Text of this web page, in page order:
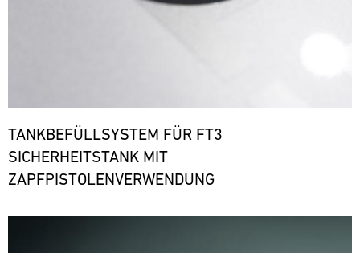
TANKBEFÜLLSYSTEM FÜR FT3
SICHERHEITSTANK MIT
ZAPFPISTOLENVERWENDUNG